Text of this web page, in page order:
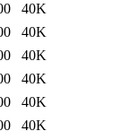
40K
40K
40K
40K
40K
40K